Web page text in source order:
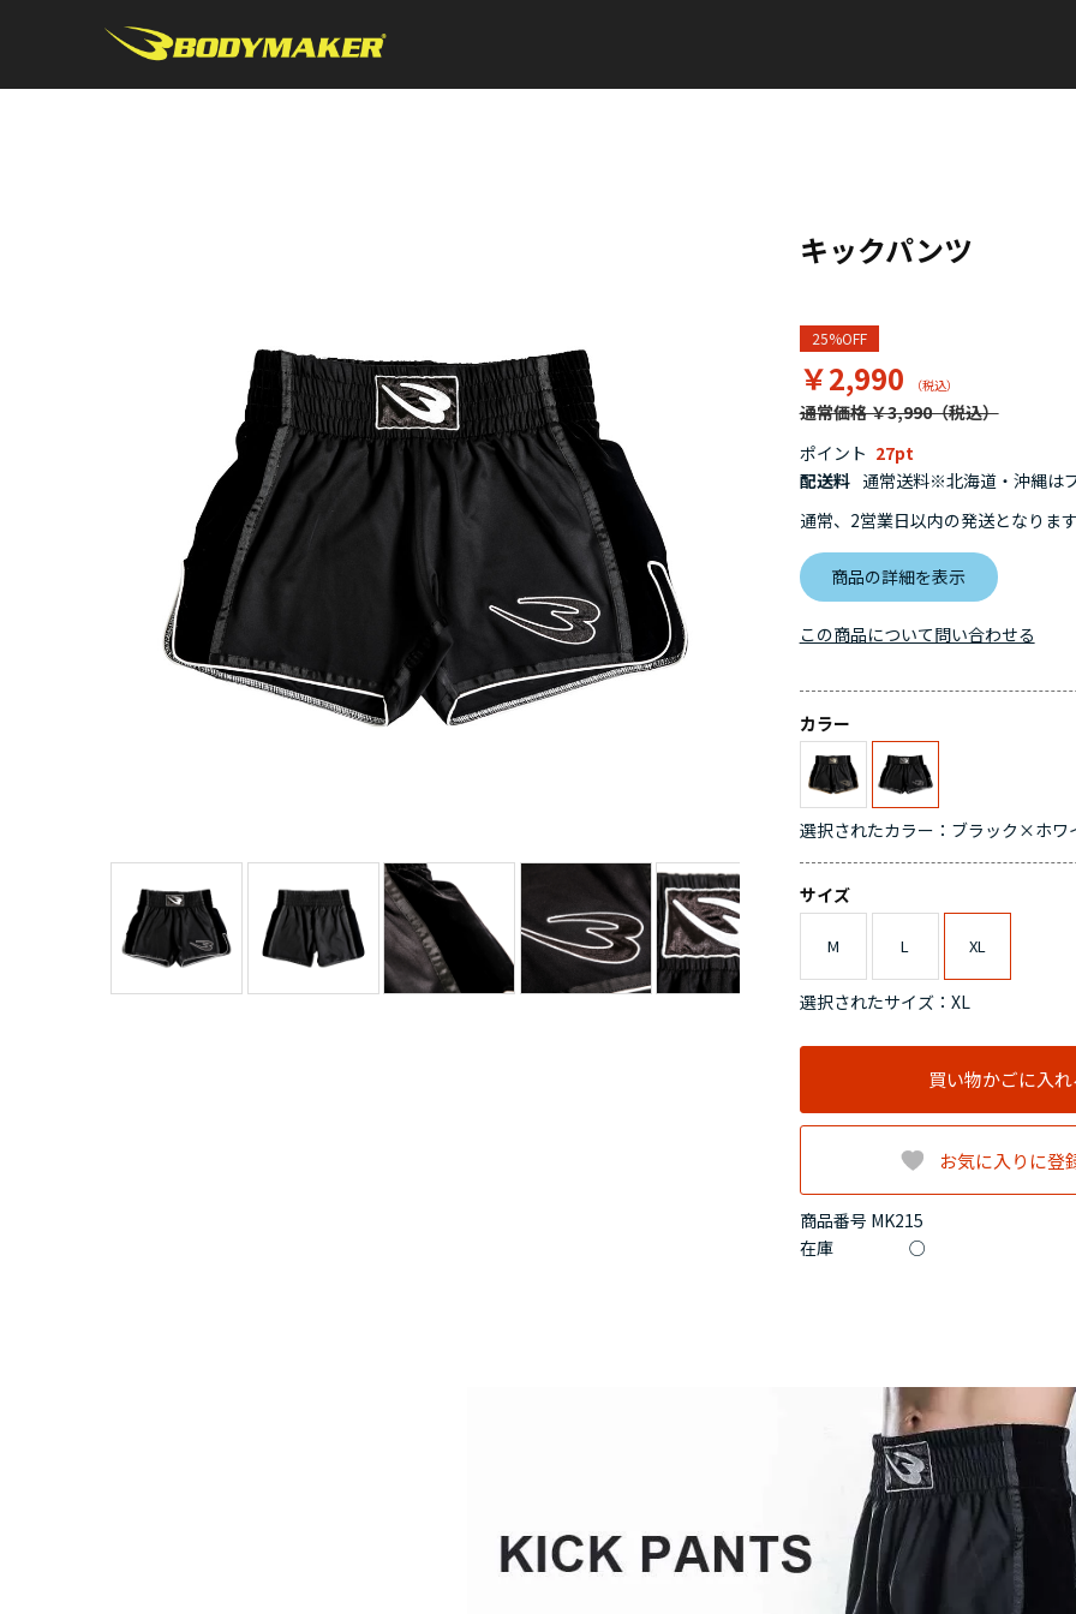
キックパンツ
25%OFF
￥2,990
通常価格 ￥3,990
商品番号 MK215
ポイント 27
在庫 ○
配送料 通常送料※北海道・沖縄は
通常、2営業日以内の発送となりま
商品の詳細を表示
カラー
選択されたカラー：ブラック×ホワ
サイズ
M L XL
選択されたサイズ：XL
買い物かごに入
お気に入りに登
この商品について問い合わせる